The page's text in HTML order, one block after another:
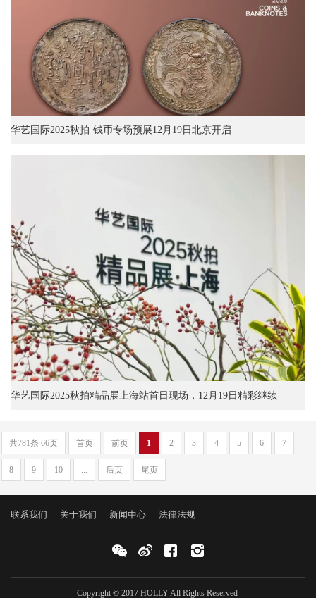
华艺国际2025秋拍·钱币专场预展12月19日北京开启
华艺国际2025秋拍精品展上海站首日现场，12月19日精彩继续
共781条 66页 首页 前页 1 2 3 4 5 6 7
8 9 10 后页 尾页
联系我们 关于我们 新闻中心 法律法规
Copyright © 2017 HOLLY All Rights Reserved